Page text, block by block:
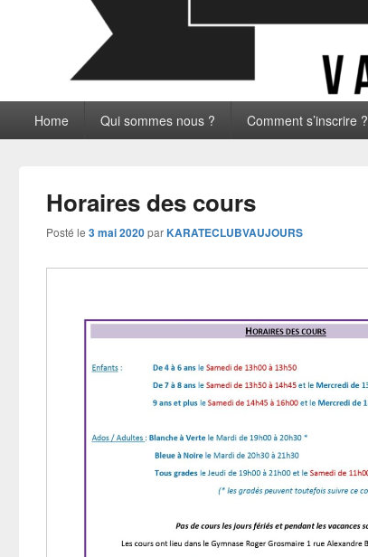
principalHome Qui sommes nous ? Comment s’inscrire ?
Horaires des cours
Posté le 3 mai 2020parKARATECLUBVAUJOURS